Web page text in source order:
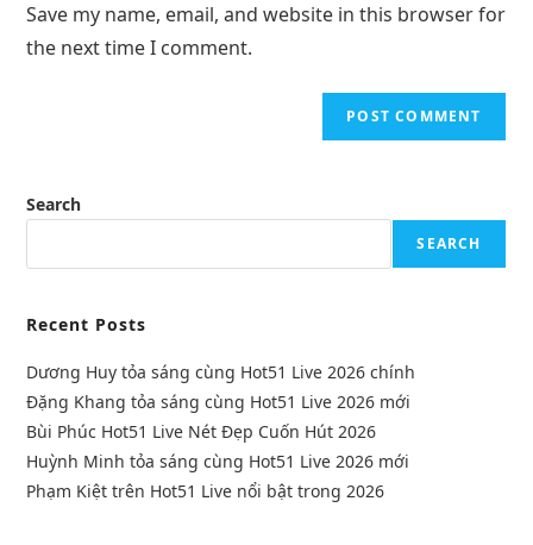
Save my name, email, and website in this browser for
the next time I comment.
Search
SEARCH
Recent Posts
Dương Huy tỏa sáng cùng Hot51 Live 2026 chính
Đặng Khang tỏa sáng cùng Hot51 Live 2026 mới
Bùi Phúc Hot51 Live Nét Đẹp Cuốn Hút 2026
Huỳnh Minh tỏa sáng cùng Hot51 Live 2026 mới
Phạm Kiệt trên Hot51 Live nổi bật trong 2026